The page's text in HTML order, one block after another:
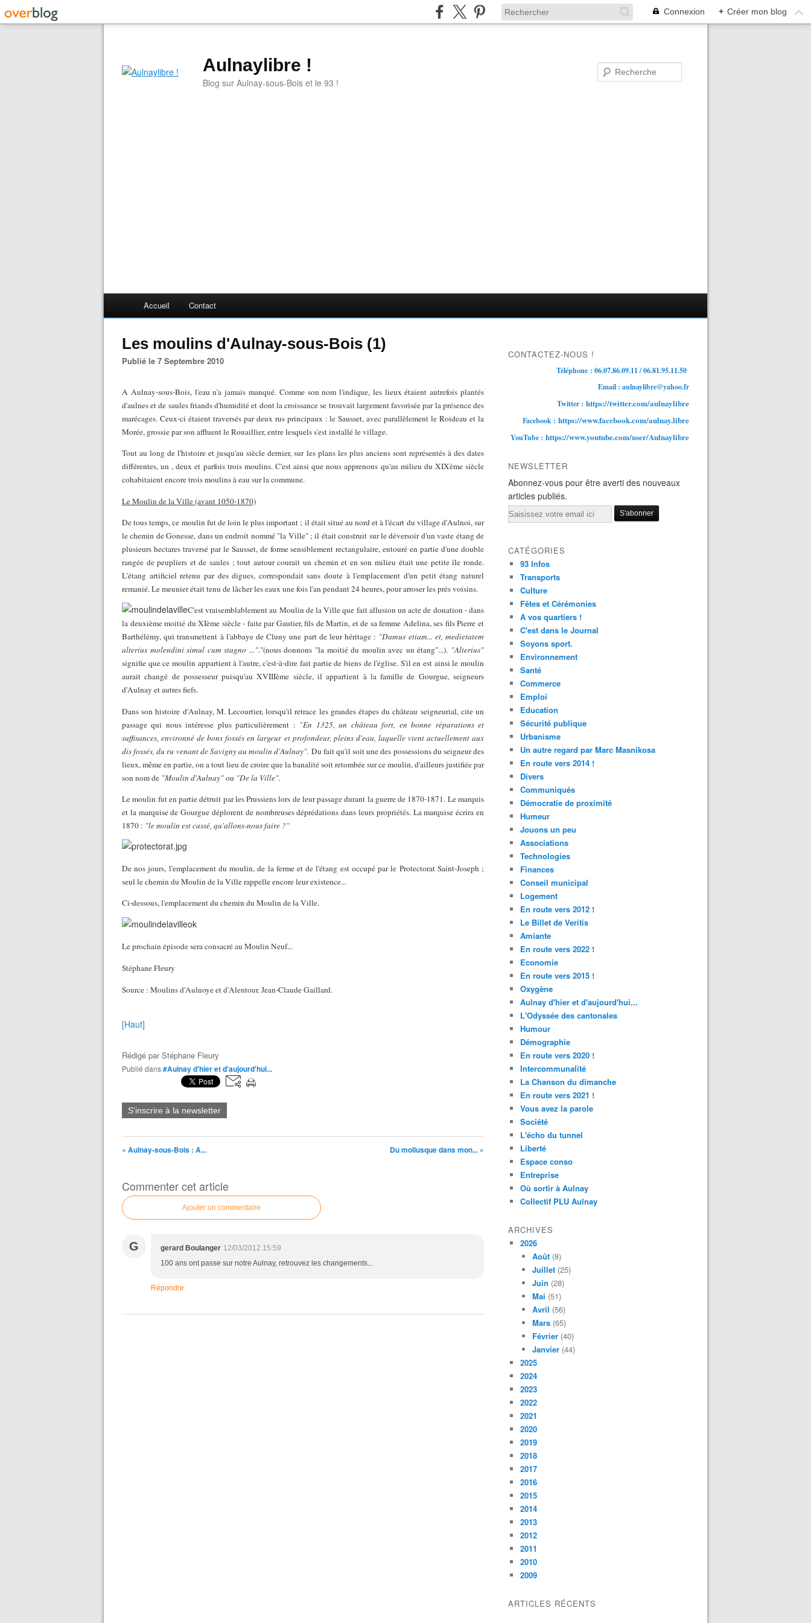
Connexion + Créer mon blog
Aulnaylibre !
Blog sur Aulnay-sous-Bois et le 93 !
Accueil Contact
Les moulins d'Aulnay-sous-Bois (1)
Publié le 7 Septembre 2010
A Aulnay-sous-Bois, l'eau n'a jamais manqué. Comme son nom l'indique, les lieux étaient autrefois plantés
d'aulnes et de saules friands d'humidité et dont la croissance se trouvait largement favorisée par la présence des
marécages. Ceux-ci étaient traversés par deux rus principaux : le Sausset, avec parallèlement le Roideau et la
Morée, grossie par son affluent le Rouaillier, entre lesquels s'est installé le village.
Tout au long de l'histoire et jusqu'au siècle dernier, sur les plans les plus anciens sont représentés à des dates
différentes, un , deux et parfois trois moulins. C'est ainsi que nous apprenons qu'au milieu du XIXème siècle
cohabitaient encore trois moulins à eau sur la commune.
Le Moulin de la Ville (avant 1050-1870)
De tous temps, ce moulin fut de loin le plus important ; il était situé au nord et à l'écart du village d'Aulnoi, sur
le chemin de Gonesse, dans un endroit nommé "la Ville" ; il était construit sur le déversoir d'un vaste étang de
plusieurs hectares traversé par le Sausset, de forme sensiblement rectangulaire, entouré en partie d'une double
rangée de peupliers et de saules ; tout autour courait un chemin et en son milieu était une petite île ronde.
L'étang artificiel retenu par des digues, correspondait sans doute à l'emplacement d'un petit étang naturel
remanié. Le meunier était tenu de lâcher les eaux une fois l'an pendant 24 heures, pour arroser les prés voisins.
C'est vraisemblablement au Moulin de la Ville que fait allusion un acte de donation - dans
la deuxième moitié du XIème siècle - faite par Gautier, fils de Martin, et de sa femme Adelina, ses fils Pierre et
Barthélémy, qui transmettent à l'abbaye de Cluny une part de leur héritage : "Damus etiam... et, medietatem
alterius molendini simul cum stagno ..."."(nous donnons "la moitié du moulin avec un étang"...). "Alterius"
signifie que ce moulin appartient à l'autre, c'est-à-dire fait partie de biens de l'église. S'il en est ainsi le moulin
aurait changé de possesseur puisqu'au XVIIIème siècle, il appartient à la famille de Gourgue, seigneurs
d'Aulnay et autres fiefs.
Dans son histoire d'Aulnay, M. Lecourtier, lorsqu'il retrace les grandes étapes du château seigneurial, cite un
passage qui nous intéresse plus particulièrement : "En 1325, un château fort, en bonne réparations et
suffisances, environné de bons fossés en largeur et profondeur, pleins d'eau, laquelle vient actuellement aux
dis fossés, du ru venant de Savigny au moulin d'Aulnay". Du fait qu'il soit une des possessions du seigneur des
lieux, même en partie, on a tout lieu de croire que la banalité soit retombée sur ce moulin, d'ailleurs justifiée par
son nom de "Moulin d'Aulnay"ou "De la Ville".
Le moulin fut en partie détruit par les Prussiens lors de leur passage durant la guerre de 1870-1871. Le marquis
et la marquise de Gourgue déplorent de nombreuses déprédations dans leurs propriétés. La marquise écrira en
1870 : "le moulin est cassé, qu'allons-nous faire ?"
De nos jours, l'emplacement du moulin, de la ferme et de l'étang est occupé par le Protectorat Saint-Joseph ;
seul le chemin du Moulin de la Ville rappelle encore leur existence...
Ci-dessous, l'emplacement du chemin du Moulin de la Ville.
Le prochain épisode sera consacré au Moulin Neuf...
Stéphane Fleury
Source : Moulins d'Aulnoye et d'Alentour. Jean-Claude Gaillard.
[Haut]
Rédigé parStéphane Fleury
Publié dans#Aulnay d'hier et d'aujourd'hui...
S'inscrire à la newsletter
« Aulnay-sous-Bois : A... Du mollusque dans mon... »
Commenter cet article
Ajouter un commentaire
G gerard Boulanger 12/03/2012 15:59
100 ans ont passe sur notre Aulnay, retrouvez les changements...
Répondre
CONTACTEZ-NOUS !
Téléphone : 06.07.86.09.11 / 06.81.95.11.50
Email : aulnaylibre@yahoo.fr
Twitter : https://twitter.com/aulnaylibre
Facebook : https://www.facebook.com/aulnay.libre
YouTube : https://www.youtube.com/user/Aulnaylibre
NEWSLETTER
Abonnez-vous pour être averti des nouveaux
articles publiés.
Email
CATÉGORIES
93 Infos
Transports
Culture
Fêtes et Cérémonies
A vos quartiers !
C'est dans le Journal
Soyons sport.
Environnement
Santé
Commerce
Emploi
Education
Sécurité publique
Urbanisme
Un autre regard par Marc Masnikosa
En route vers 2014 !
Divers
Communiqués
Démocratie de proximité
Humeur
Jouons un peu
Associations
Technologies
Finances
Conseil municipal
Logement
En route vers 2012 !
Le Billet de Veritis
Amiante
En route vers 2022 !
Economie
En route vers 2015 !
Oxygène
Aulnay d'hier et d'aujourd'hui...
L'Odyssée des cantonales
Humour
Démographie
En route vers 2020 !
Intercommunalité
La Chanson du dimanche
En route vers 2021 !
Vous avez la parole
Société
L'écho du tunnel
Liberté
Espace conso
Entreprise
Où sortir à Aulnay
Collectif PLU Aulnay
ARCHIVES
2026
Août (8)
Juillet (25)
Juin (28)
Mai (51)
Avril (56)
Mars (65)
Février (40)
Janvier (44)
2025
2024
2023
2022
2021
2020
2019
2018
2017
2016
2015
2014
2013
2012
2011
2010
2009
ARTICLES RÉCENTS